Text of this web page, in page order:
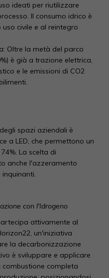
ideati per riutilizzare
Il consumo idrico è
civile e al reintegro
Oltre la metà del parco
è già a trazione elettrica,
e le emissioni di CO2
spazi aziendali è
a LED, che permettono un
La scelta di
anche l'azzeramento
con l'Idrogeno
attivamente al
un'iniziativa
la decarbonizzazione
è sviluppare e applicare
combustione completa